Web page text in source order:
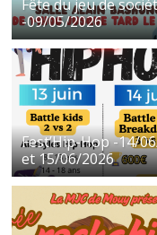
Fête du jeu de
-09/05/2026
Fest’Hip-Hop -14/
et 15/06/2026